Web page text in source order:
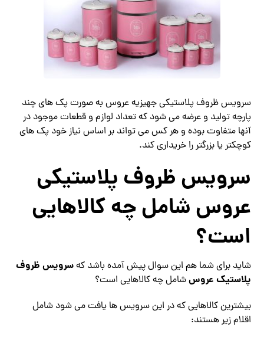
سرویس ظروف پلاستیکی جهیزیه عروس به صورت پک های چند
پارچه تولید و عرضه می شود که تعداد لوازم و قطعات موجود در
آنها متفاوت بوده و هر کس می تواند بر اساس نیاز خود پک های
کوچکتر یا بزرگتر را خریداری کند.
سرویس ظروف پلاستیکی
عروس شامل چه کالاهایی
است؟
شاید برای شما هم این سوال پیش آمده باشد کهسرویس ظروف
پلاستیک عروسشامل چه کالاهایی است؟
بیشترین کالاهایی که در این سرویس ها یافت می شود شامل
اقلام زیر هستند: